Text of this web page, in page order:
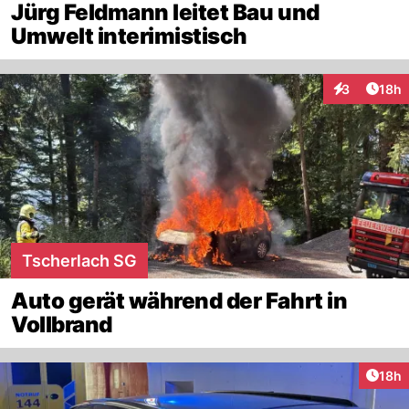
Jürg Feldmann leitet Bau und
Umwelt interimistisch
3
Interaktionen
18h
Tscherlach SG
Auto gerät während der Fahrt in
Vollbrand
18h